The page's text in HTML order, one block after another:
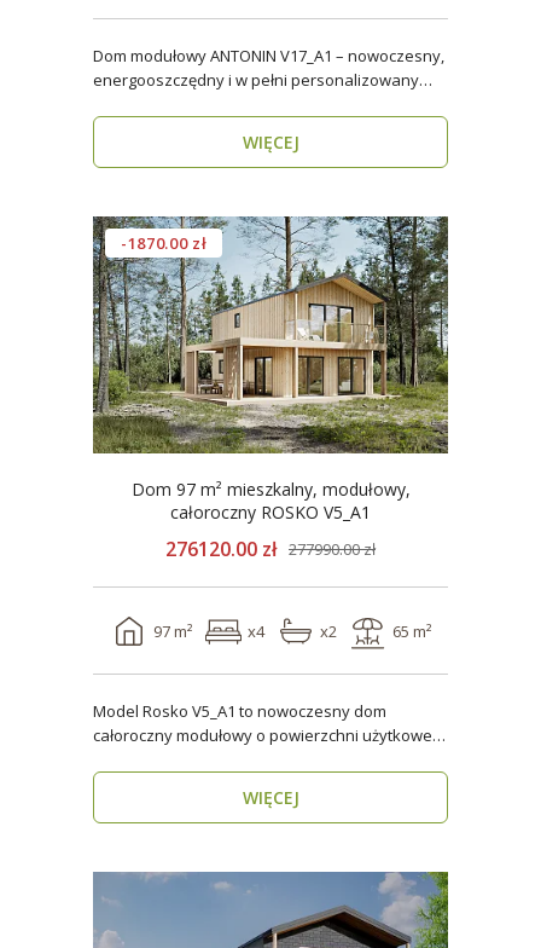
Dom modułowy ANTONIN V17_A1 – nowoczesny,
energooszczędny i w pełni personalizowany
WIĘCEJ
-1870.00 zł
Dom 97 m² mieszkalny, modułowy,
całoroczny ROSKO V5_A1
276120.00 zł 277990.00 zł
97 m² x4 x2 65 m²
Model Rosko V5_A1 to nowoczesny dom
całoroczny modułowy o powierzchni użytkowej
WIĘCEJ